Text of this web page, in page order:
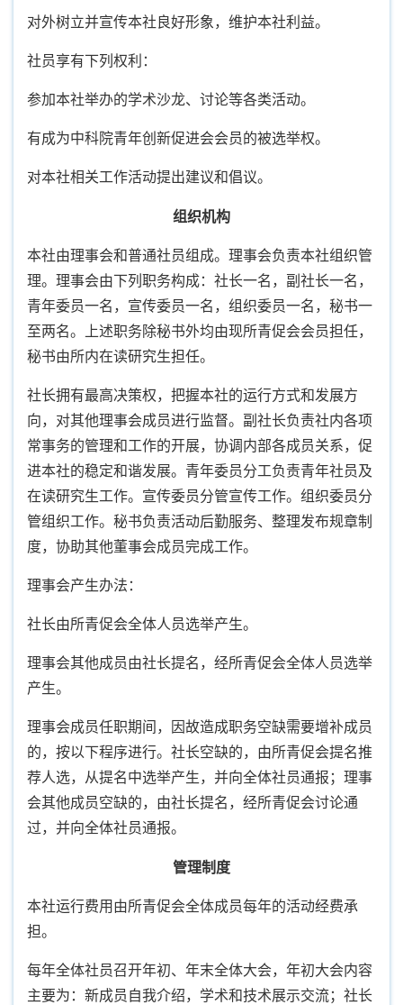
对外树立并宣传本社良好形象，维护本社利益。
社员享有下列权利：
参加本社举办的学术沙龙、讨论等各类活动。
有成为中科院青年创新促进会会员的被选举权。
对本社相关工作活动提出建议和倡议。
组织机构
本社由理事会和普通社员组成。理事会负责本社组织管
理。理事会由下列职务构成：社长一名，副社长一名，
青年委员一名，宣传委员一名，组织委员一名，秘书一
至两名。上述职务除秘书外均由现所青促会会员担任，
秘书由所内在读研究生担任。
社长拥有最高决策权，把握本社的运行方式和发展方
向，对其他理事会成员进行监督。副社长负责社内各项
常事务的管理和工作的开展，协调内部各成员关系，促
进本社的稳定和谐发展。青年委员分工负责青年社员及
在读研究生工作。宣传委员分管宣传工作。组织委员分
管组织工作。秘书负责活动后勤服务、整理发布规章制
度，协助其他董事会成员完成工作。
理事会产生办法：
社长由所青促会全体人员选举产生。
理事会其他成员由社长提名，经所青促会全体人员选举
产生。
理事会成员任职期间，因故造成职务空缺需要增补成员
的，按以下程序进行。社长空缺的，由所青促会提名推
荐人选，从提名中选举产生，并向全体社员通报；理事
会其他成员空缺的，由社长提名，经所青促会讨论通
过，并向全体社员通报。
管理制度
本社运行费用由所青促会全体成员每年的活动经费承
担。
每年全体社员召开年初、年末全体大会，年初大会内容
主要为：新成员自我介绍，学术和技术展示交流；社长